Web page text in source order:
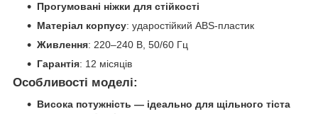
Прогумовані ніжки для стійкості
Матеріал корпусу: ударостійкий ABS-пластик
Живлення: 220–240 В, 50/60 Гц
Гарантія: 12 місяців
Особливості моделі:
Висока потужність — ідеально для щільного тіста